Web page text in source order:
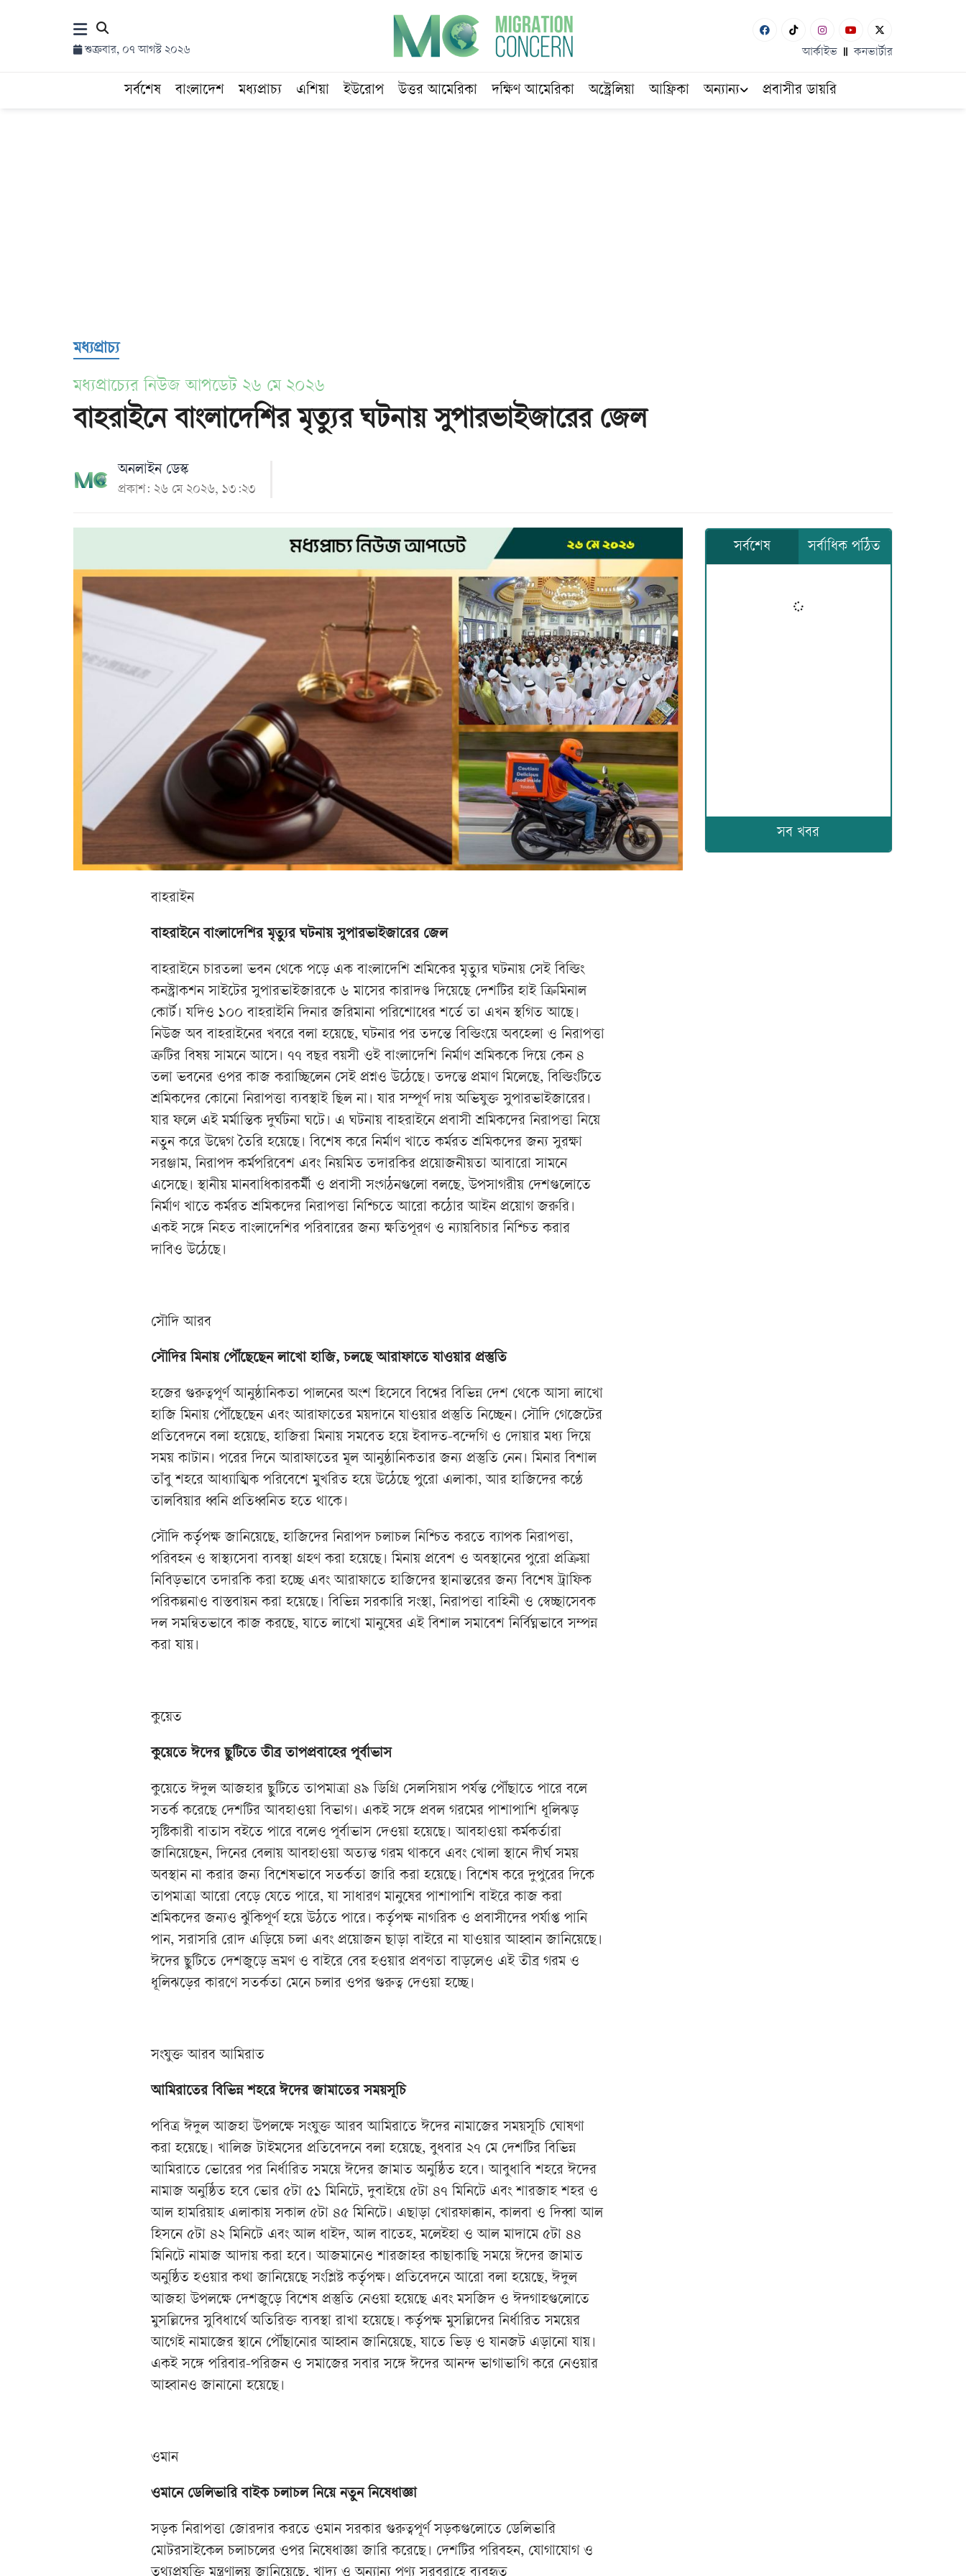
শুক্রবার, ০৭ আগস্ট ২০২৬ আর্কাইভ কনভার্টার
সর্বশেষ বাংলাদেশ মধ্যপ্রাচ্য এশিয়া ইউরোপ উত্তর আমেরিকা দক্ষিণ আমেরিকা অস্ট্রেলিয়া আফ্রিকা অন্যান্য প্রবাসীর ডায়রি
মধ্যপ্রাচ্য
মধ্যপ্রাচ্যের নিউজ আপডেট ২৬ মে ২০২৬
বাহরাইনে বাংলাদেশির মৃত্যুর ঘটনায় সুপারভাইজারের জেল
অনলাইন ডেস্ক
প্রকাশ: ২৬ মে ২০২৬, ১৩:২৩
বাহরাইন
বাহরাইনে বাংলাদেশির মৃত্যুর ঘটনায় সুপারভাইজারের জেল
বাহরাইনে চারতলা ভবন থেকে পড়ে এক বাংলাদেশি শ্রমিকের মৃত্যুর ঘটনায় সেই বিল্ডিং
কনস্ট্রাকশন সাইটের সুপারভাইজারকে ৬ মাসের কারাদণ্ড দিয়েছে দেশটির হাই ক্রিমিনাল
কোর্ট। যদিও ১০০ বাহরাইনি দিনার জরিমানা পরিশোধের শর্তে তা এখন স্থগিত আছে।
নিউজ অব বাহরাইনের খবরে বলা হয়েছে, ঘটনার পর তদন্তে বিল্ডিংয়ে অবহেলা ও নিরাপত্তা
ত্রুটির বিষয় সামনে আসে। ৭৭ বছর বয়সী ওই বাংলাদেশি নির্মাণ শ্রমিককে দিয়ে কেন ৪
তলা ভবনের ওপর কাজ করাচ্ছিলেন সেই প্রশ্নও উঠেছে। তদন্তে প্রমাণ মিলেছে, বিল্ডিংটিতে
শ্রমিকদের কোনো নিরাপত্তা ব্যবস্থাই ছিল না। যার সম্পূর্ণ দায় অভিযুক্ত সুপারভাইজারের।
যার ফলে এই মর্মান্তিক দুর্ঘটনা ঘটে। এ ঘটনায় বাহরাইনে প্রবাসী শ্রমিকদের নিরাপত্তা নিয়ে
নতুন করে উদ্বেগ তৈরি হয়েছে। বিশেষ করে নির্মাণ খাতে কর্মরত শ্রমিকদের জন্য সুরক্ষা
সরঞ্জাম, নিরাপদ কর্মপরিবেশ এবং নিয়মিত তদারকির প্রয়োজনীয়তা আবারো সামনে
এসেছে। স্থানীয় মানবাধিকারকর্মী ও প্রবাসী সংগঠনগুলো বলছে, উপসাগরীয় দেশগুলোতে
নির্মাণ খাতে কর্মরত শ্রমিকদের নিরাপত্তা নিশ্চিতে আরো কঠোর আইন প্রয়োগ জরুরি।
একই সঙ্গে নিহত বাংলাদেশির পরিবারের জন্য ক্ষতিপূরণ ও ন্যায়বিচার নিশ্চিত করার
দাবিও উঠেছে।
সৌদি আরব
সৌদির মিনায় পৌঁছেছেন লাখো হাজি, চলছে আরাফাতে যাওয়ার প্রস্তুতি
হজের গুরুত্বপূর্ণ আনুষ্ঠানিকতা পালনের অংশ হিসেবে বিশ্বের বিভিন্ন দেশ থেকে আসা লাখো
হাজি মিনায় পৌঁছেছেন এবং আরাফাতের ময়দানে যাওয়ার প্রস্তুতি নিচ্ছেন। সৌদি গেজেটের
প্রতিবেদনে বলা হয়েছে, হাজিরা মিনায় সমবেত হয়ে ইবাদত-বন্দেগি ও দোয়ার মধ্য দিয়ে
সময় কাটান। পরের দিনে আরাফাতের মূল আনুষ্ঠানিকতার জন্য প্রস্তুতি নেন। মিনার বিশাল
তাঁবু শহরে আধ্যাত্মিক পরিবেশে মুখরিত হয়ে উঠেছে পুরো এলাকা, আর হাজিদের কণ্ঠে
তালবিয়ার ধ্বনি প্রতিধ্বনিত হতে থাকে।
সৌদি কর্তৃপক্ষ জানিয়েছে, হাজিদের নিরাপদ চলাচল নিশ্চিত করতে ব্যাপক নিরাপত্তা,
পরিবহন ও স্বাস্থ্যসেবা ব্যবস্থা গ্রহণ করা হয়েছে। মিনায় প্রবেশ ও অবস্থানের পুরো প্রক্রিয়া
নিবিড়ভাবে তদারকি করা হচ্ছে এবং আরাফাতে হাজিদের স্থানান্তরের জন্য বিশেষ ট্রাফিক
পরিকল্পনাও বাস্তবায়ন করা হয়েছে। বিভিন্ন সরকারি সংস্থা, নিরাপত্তা বাহিনী ও স্বেচ্ছাসেবক
দল সমন্বিতভাবে কাজ করছে, যাতে লাখো মানুষের এই বিশাল সমাবেশ নির্বিঘ্নভাবে সম্পন্ন
করা যায়।
কুয়েত
কুয়েতে ঈদের ছুটিতে তীব্র তাপপ্রবাহের পূর্বাভাস
কুয়েতে ঈদুল আজহার ছুটিতে তাপমাত্রা ৪৯ ডিগ্রি সেলসিয়াস পর্যন্ত পৌঁছাতে পারে বলে
সতর্ক করেছে দেশটির আবহাওয়া বিভাগ। একই সঙ্গে প্রবল গরমের পাশাপাশি ধূলিঝড়
সৃষ্টিকারী বাতাস বইতে পারে বলেও পূর্বাভাস দেওয়া হয়েছে। আবহাওয়া কর্মকর্তারা
জানিয়েছেন, দিনের বেলায় আবহাওয়া অত্যন্ত গরম থাকবে এবং খোলা স্থানে দীর্ঘ সময়
অবস্থান না করার জন্য বিশেষভাবে সতর্কতা জারি করা হয়েছে। বিশেষ করে দুপুরের দিকে
তাপমাত্রা আরো বেড়ে যেতে পারে, যা সাধারণ মানুষের পাশাপাশি বাইরে কাজ করা
শ্রমিকদের জন্যও ঝুঁকিপূর্ণ হয়ে উঠতে পারে। কর্তৃপক্ষ নাগরিক ও প্রবাসীদের পর্যাপ্ত পানি
পান, সরাসরি রোদ এড়িয়ে চলা এবং প্রয়োজন ছাড়া বাইরে না যাওয়ার আহ্বান জানিয়েছে।
ঈদের ছুটিতে দেশজুড়ে ভ্রমণ ও বাইরে বের হওয়ার প্রবণতা বাড়লেও এই তীব্র গরম ও
ধূলিঝড়ের কারণে সতর্কতা মেনে চলার ওপর গুরুত্ব দেওয়া হচ্ছে।
সংযুক্ত আরব আমিরাত
আমিরাতের বিভিন্ন শহরে ঈদের জামাতের সময়সূচি
পবিত্র ঈদুল আজহা উপলক্ষে সংযুক্ত আরব আমিরাতে ঈদের নামাজের সময়সূচি ঘোষণা
করা হয়েছে। খালিজ টাইমসের প্রতিবেদনে বলা হয়েছে, বুধবার ২৭ মে দেশটির বিভিন্ন
আমিরাতে ভোরের পর নির্ধারিত সময়ে ঈদের জামাত অনুষ্ঠিত হবে। আবুধাবি শহরে ঈদের
নামাজ অনুষ্ঠিত হবে ভোর ৫টা ৫১ মিনিটে, দুবাইয়ে ৫টা ৪৭ মিনিটে এবং শারজাহ শহর ও
আল হামরিয়াহ এলাকায় সকাল ৫টা ৪৫ মিনিটে। এছাড়া খোরফাক্কান, কালবা ও দিব্বা আল
হিসনে ৫টা ৪২ মিনিটে এবং আল ধাইদ, আল বাতেহ, মলেইহা ও আল মাদামে ৫টা ৪৪
মিনিটে নামাজ আদায় করা হবে। আজমানেও শারজাহর কাছাকাছি সময়ে ঈদের জামাত
অনুষ্ঠিত হওয়ার কথা জানিয়েছে সংশ্লিষ্ট কর্তৃপক্ষ। প্রতিবেদনে আরো বলা হয়েছে, ঈদুল
আজহা উপলক্ষে দেশজুড়ে বিশেষ প্রস্তুতি নেওয়া হয়েছে এবং মসজিদ ও ঈদগাহগুলোতে
মুসল্লিদের সুবিধার্থে অতিরিক্ত ব্যবস্থা রাখা হয়েছে। কর্তৃপক্ষ মুসল্লিদের নির্ধারিত সময়ের
আগেই নামাজের স্থানে পৌঁছানোর আহ্বান জানিয়েছে, যাতে ভিড় ও যানজট এড়ানো যায়।
একই সঙ্গে পরিবার-পরিজন ও সমাজের সবার সঙ্গে ঈদের আনন্দ ভাগাভাগি করে নেওয়ার
আহ্বানও জানানো হয়েছে।
ওমান
ওমানে ডেলিভারি বাইক চলাচল নিয়ে নতুন নিষেধাজ্ঞা
সড়ক নিরাপত্তা জোরদার করতে ওমান সরকার গুরুত্বপূর্ণ সড়কগুলোতে ডেলিভারি
মোটরসাইকেল চলাচলের ওপর নিষেধাজ্ঞা জারি করেছে। দেশটির পরিবহন, যোগাযোগ ও
সর্বশেষ সর্বাধিক পঠিত
সব খবর